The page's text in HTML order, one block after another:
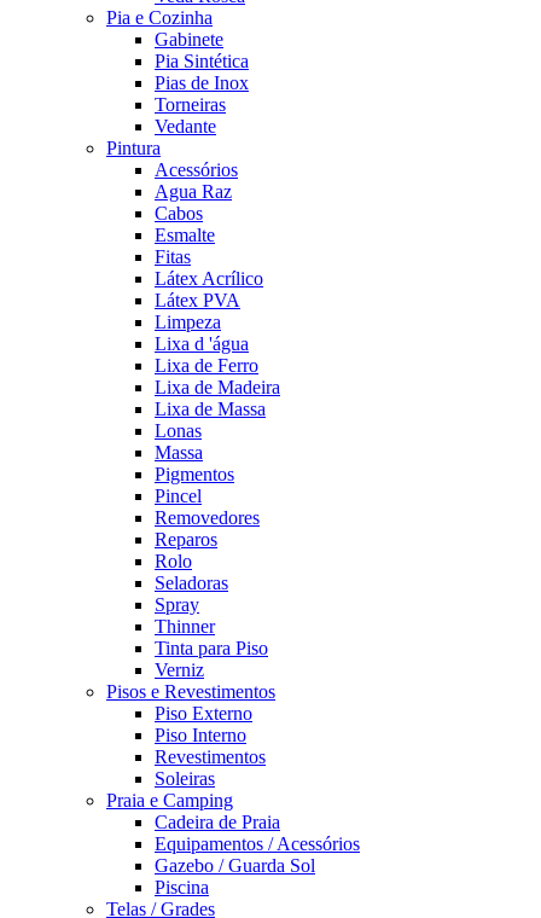
Pia e Cozinha
Gabinete
Pia Sintética
Pias de Inox
Torneiras
Vedante
Pintura
Acessórios
Agua Raz
Cabos
Esmalte
Fitas
Látex Acrílico
Látex PVA
Limpeza
Lixa d 'água
Lixa de Ferro
Lixa de Madeira
Lixa de Massa
Lonas
Massa
Pigmentos
Pincel
Removedores
Reparos
Rolo
Seladoras
Spray
Thinner
Tinta para Piso
Verniz
Pisos e Revestimentos
Piso Externo
Piso Interno
Revestimentos
Soleiras
Praia e Camping
Cadeira de Praia
Equipamentos / Acessórios
Gazebo / Guarda Sol
Piscina
Telas / Grades